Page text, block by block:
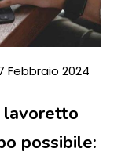
Febbraio 2024
lavoretto
possibile: